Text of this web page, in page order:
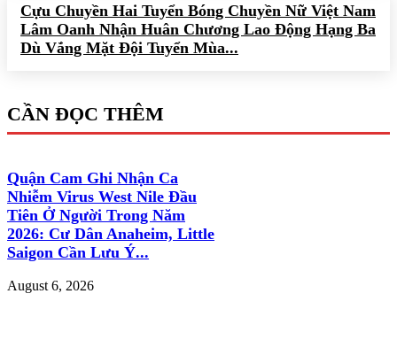
Cựu Chuyền Hai Tuyển Bóng Chuyền Nữ Việt Nam
Lâm Oanh Nhận Huân Chương Lao Động Hạng Ba
Dù Vắng Mặt Đội Tuyển Mùa...
CẦN ĐỌC THÊM
Quận Cam Ghi Nhận Ca
Nhiễm Virus West Nile Đầu
Tiên Ở Người Trong Năm
2026: Cư Dân Anaheim, Little
Saigon Cần Lưu Ý...
August 6, 2026